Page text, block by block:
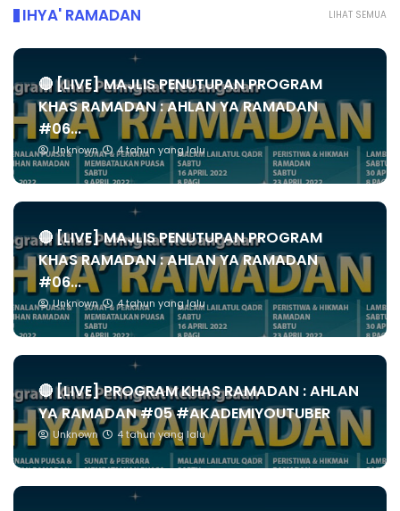
LIHAT SEMUA
IHYA' RAMADAN
🔴 [LIVE] MAJLIS PENUTUPAN PROGRAM
KHAS RAMADAN : AHLAN YA RAMADAN
#06...
Unknown 4 tahun yang lalu
🔴 [LIVE] MAJLIS PENUTUPAN PROGRAM
KHAS RAMADAN : AHLAN YA RAMADAN
#06...
Unknown 4 tahun yang lalu
🔴 [LIVE] PROGRAM KHAS RAMADAN : AHLAN
YA RAMADAN #05 #AKADEMIYOUTUBER
Unknown 4 tahun yang lalu